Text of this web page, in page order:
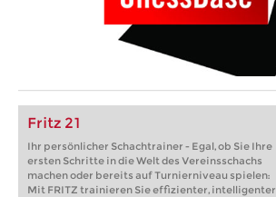
Fritz 21
Ihr persönlicher Schachtrainer - Egal, ob Sie Ihre
ersten Schritte in die Welt des Vereinsschachs
machen oder bereits auf Turnierniveau spielen:
Mit FRITZ trainieren Sie effizienter, intelligenter